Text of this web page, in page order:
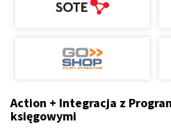
Action + Integracja z
księgowymi